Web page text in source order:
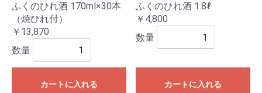
ふくのひれ酒 170ml×30本
（焼ひれ付）
￥13,870
数量
カートに入れる
ふくのひれ酒 1.8ℓ
￥4,800
数量
カートに入れる